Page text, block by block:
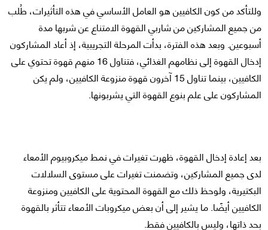
وللتأكد من كون الكافيين هو العامل الأساسي في هذه التأثيرات، طُلب
من جميع المشاركين من شاربي القهوة الامتناع عن شربها مدة
أسبوعين. وبعد هذه الفترة، بدأت المرحلة التجريبية، إذ أعاد المشاركون
إدخال القهوة إلى نظامهم الغذائي، فتناول 16 منهم قهوة تحتوي على
الكافيين، بينما تناول 15 آخرون قهوة منزوعة الكافيين، ولم يكن
المشاركون على علم بنوع القهوة التي يشربونها.
بعد إعادة إدخال القهوة، ظهرت تغيرات في نمط ميكروبيوم الأمعاء
لدى جميع المشاركين، وتضمنت تغيرات على مستوى السلالات
البكتيرية، ولوحظ ذلك مع القهوة المحتوية على الكافيين ومنزوعة
الكافيين أيضًا. ما يشير إلى أن بعض ميكروبات الأمعاء تتأثر بالقهوة
بحد ذاتها، وليس بالكافيين فقط.